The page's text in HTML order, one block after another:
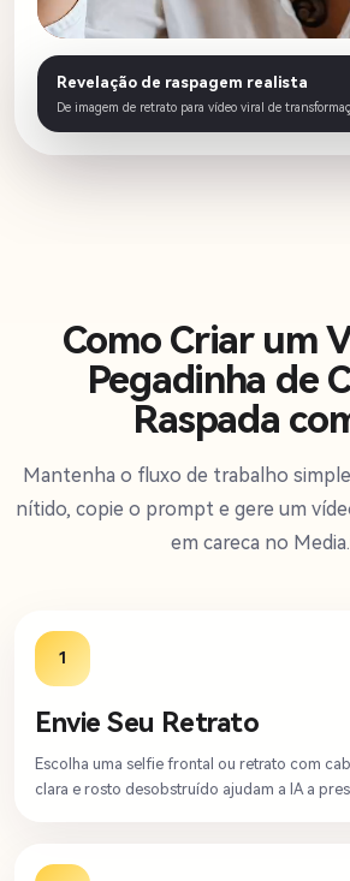
Revelação de raspagem realista
De imagem de retrato para vídeo viral de
Como Criar um
Pegadinha de
Raspada
Mantenha o fluxo de trabalho
nítido, copie o prompt e gere um
em careca no
1
Envie Seu Retrato
Escolha uma selfie frontal ou retrato com
clara e rosto desobstruído ajudam a IA a